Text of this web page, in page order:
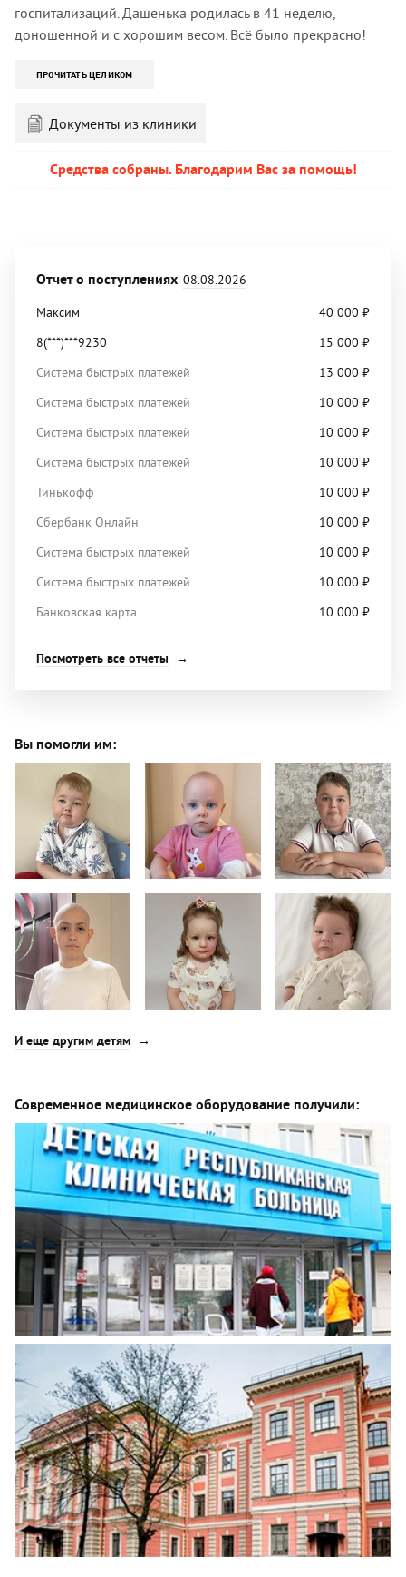
госпитализаций. Дашенька родилась в 41 неделю,
доношенной и с хорошим весом. Всё было прекрасно!
ПРОЧИТАТЬ ЦЕЛИКОМ
Документы из клиники
Средства собраны. Благодарим Вас за помощь!
Отчет о поступлениях 08.08.2026
Максим
40 000 ₽
8(***)***9230
15 000 ₽
Система быстрых платежей
13 000 ₽
Система быстрых платежей
10 000 ₽
Система быстрых платежей
10 000 ₽
Система быстрых платежей
10 000 ₽
Тинькофф
10 000 ₽
Сбербанк Онлайн
10 000 ₽
Система быстрых платежей
10 000 ₽
Система быстрых платежей
10 000 ₽
Банковская карта
10 000 ₽
Посмотреть все отчеты
Вы помогли им:
И еще другим детям
Современное медицинское оборудование получили: